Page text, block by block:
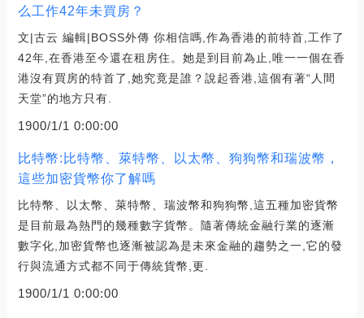
么工作42年未買房？
文|古云 編輯|BOSS外傳 你相信嗎,作為香港的前特首,工作了
42年,在香港至今還在租房住。她是到目前為止,唯一一個在香
港沒有買房的特首了,她究竟是誰？說起香港,這個有著“人間
天堂”的地方只有.
1900/1/1 0:00:00
比特幣:比特幣、萊特幣、以太幣、狗狗幣和瑞波幣，
這些加密貨幣你了解嗎
比特幣、以太幣、萊特幣、瑞波幣和狗狗幣,這五種加密貨幣
是目前最為熱門的幾種數字貨幣。隨著傳統金融行業的逐漸
數字化,加密貨幣也逐漸被認為是未來金融的趨勢之一,它的發
行與流通方式都不同于傳統貨幣,更.
1900/1/1 0:00:00